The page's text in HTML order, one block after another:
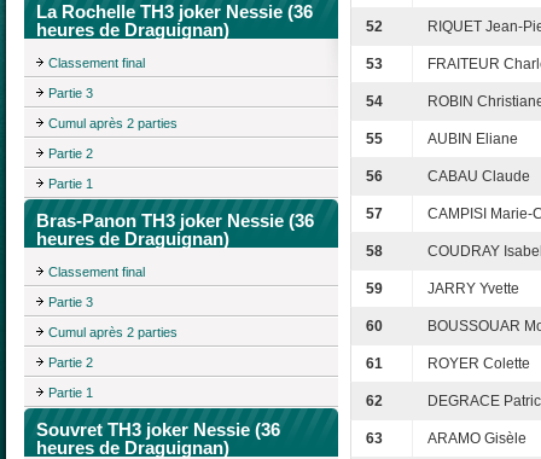
La Rochelle TH3 joker Nessie (36
heures de Draguignan)
Classement final
Partie 3
Cumul après 2 parties
Partie 2
Partie 1
Bras-Panon TH3 joker Nessie (36
heures de Draguignan)
Classement final
Partie 3
Cumul après 2 parties
Partie 2
Partie 1
Souvret TH3 joker Nessie (36
heures de Draguignan)
52 RIQUET Jean-
53 FRAITEUR
54 ROBIN
55 AUBIN Eliane
56 CABAU Claude
57 CAMPISI Marie-
58 COUDRAY
59 JARRY Yvette
60 BOUSSOUAR
61 ROYER Colette
62 DEGRACE
63 ARAMO Gisèle